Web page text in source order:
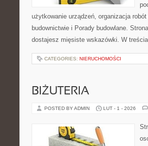
użytkowanie urządzeń, organizacja
budownictwie i Porady budowlane.
dostajesz mięsiste wskazówki. W
CATEGORIES: NIERUCHOMOŚCI
BIŻUTERIA
POSTED BY ADMIN LUT - 1 - 2026